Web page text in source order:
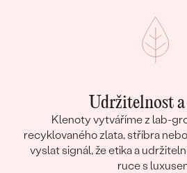
Udržitelnost
Klenoty vytváříme z lab-
recyklovaného zlata, stříbra
vyslat signál, že etika a
ruce s